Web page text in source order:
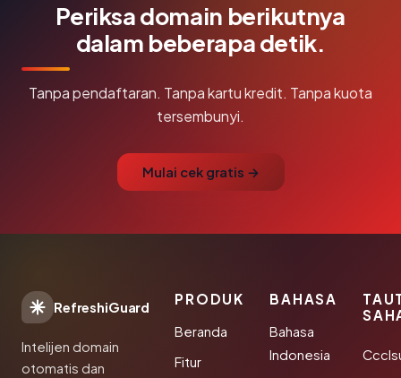
Periksa domain berikutnya
dalam beberapa detik.
Tanpa pendaftaran. Tanpa kartu kredit. Tanpa kuota
tersembunyi.
Mulai cek gratis →
RefreshiGuard
Intelijen domain
otomatis dan
PRODUK
Beranda
Fitur
BAHASA
Bahasa
Indonesia